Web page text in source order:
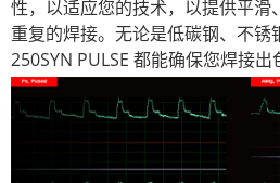
性，以适应您的技术，以提供平滑
重复的焊接。无论是低碳钢、不锈
250SYN PULSE 都能确保您焊接出